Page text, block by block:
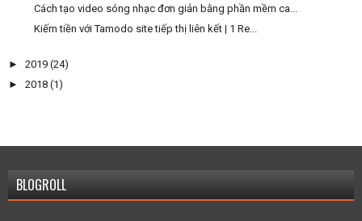
Cách tạo video sóng nhạc đơn giản bằng phần mềm ca...
Kiếm tiền với Tamodo site tiếp thị liên kết | 1 Re...
► 2019 (24)
► 2018 (1)
BLOGROLL